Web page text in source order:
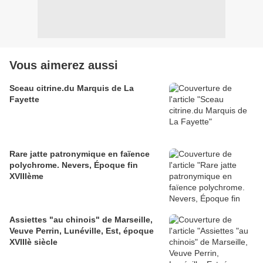
Vous aimerez aussi
Sceau citrine.du Marquis de La
Fayette
Rare jatte patronymique en faïence
polychrome. Nevers, Époque fin
XVIIIème
Assiettes "au chinois" de Marseille,
Veuve Perrin, Lunéville, Est, époque
XVIIIè siècle